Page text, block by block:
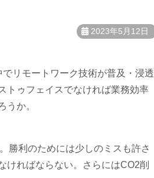
2023年5月12日
リモートワーク技術が普及・浸透
トゥフェイスでなければ業務効率
うか。
勝利のためには少しのミスも許さ
ければならない。さらにはCO2削